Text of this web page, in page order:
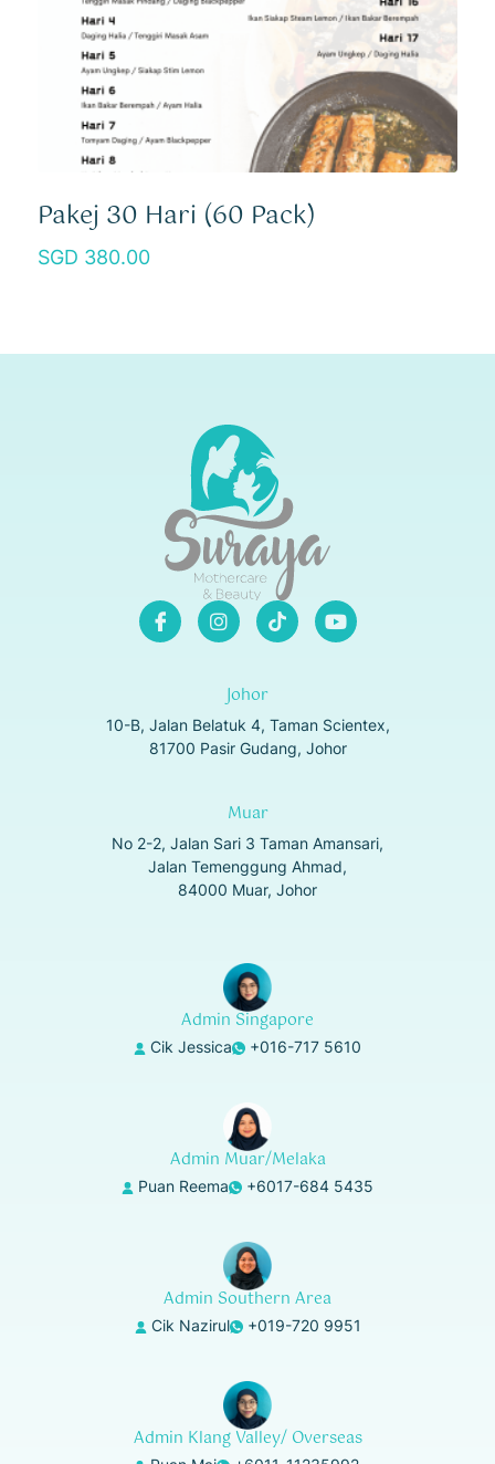
Pakej 30 Hari (60 Pack)
380.00
Johor
10-B, Jalan Belatuk 4, Taman Scientex,
81700 Pasir Gudang, Johor
Muar
No 2-2, Jalan Sari 3 Taman Amansari,
Jalan Temenggung Ahmad,
84000 Muar, Johor
Admin Singapore
Cik Jessica +016-717 5610
Admin Muar/Melaka
Puan Reema +6017-684 5435
Admin Southern Area
Cik Nazirul +019-720 9951
Admin Klang Valley/ Overseas